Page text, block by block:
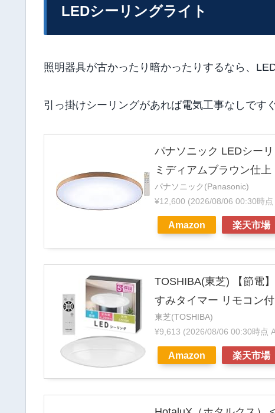
LEDシーリングライト
照明器具が古かったり暗かったりするなら、
引っ掛けシーリングがあれば電気工事なしです
パナソニック LEDシー
ミディアムブラウン仕
パナソニック(Panasonic)
¥12,600 (2026/08/06 00:30時
Amazon 楽天市場
TOSHIBA(東芝) 【節電
すみタイマー リモコン
東芝(TOSHIBA)
¥9,613 (2026/08/06 00:30時点
Amazon 楽天市場